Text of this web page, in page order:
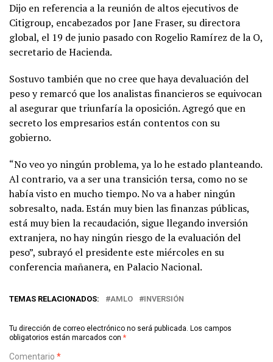
Dijo en referencia a la reunión de altos ejecutivos de
Citigroup, encabezados por Jane Fraser, su directora
global, el 19 de junio pasado con Rogelio Ramírez de la O,
secretario de Hacienda.
Sostuvo también que no cree que haya devaluación del
peso y remarcó que los analistas financieros se equivocan
al asegurar que triunfaría la oposición. Agregó que en
secreto los empresarios están contentos con su
gobierno.
“No veo yo ningún problema, ya lo he estado planteando.
Al contrario, va a ser una transición tersa, como no se
había visto en mucho tiempo. No va a haber ningún
sobresalto, nada. Están muy bien las finanzas públicas,
está muy bien la recaudación, sigue llegando inversión
extranjera, no hay ningún riesgo de la evaluación del
peso”, subrayó el presidente este miércoles en su
conferencia mañanera, en Palacio Nacional.
TEMAS RELACIONADOS: AMLO INVERSIÓN
Tu dirección de correo electrónico no será publicada. Los campos
obligatorios están marcados con *
Comentario *